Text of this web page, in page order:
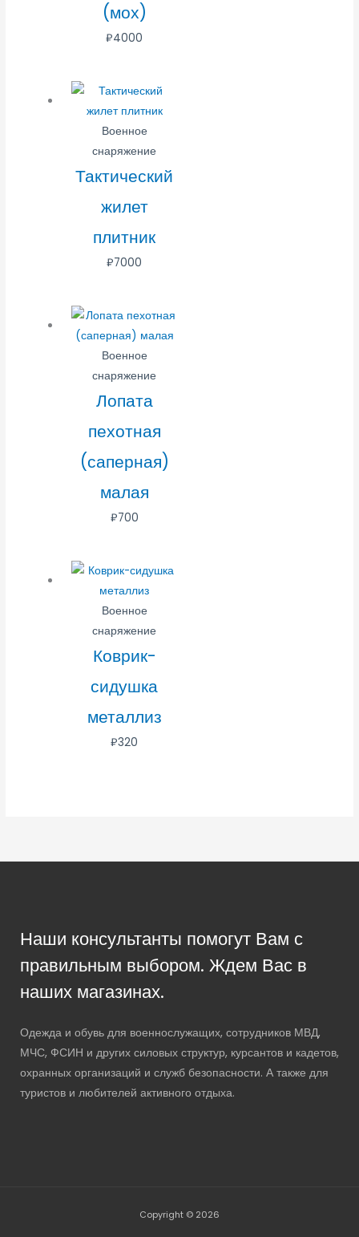
(мох)
₽4000
Военное
снаряжение
Тактический
жилет
плитник
₽7000
Военное
снаряжение
Лопата
пехотная
(саперная)
малая
₽700
Военное
снаряжение
Коврик-
сидушка
металлиз
₽320
Наши консультанты помогут Вам с
правильным выбором. Ждем Вас в
наших магазинах.
Одежда и обувь для военнослужащих, сотрудников МВД,
МЧС, ФСИН и других силовых структур, курсантов и кадетов,
охранных организаций и служб безопасности. А также для
туристов и любителей активного отдыха.
Copyright © 2026